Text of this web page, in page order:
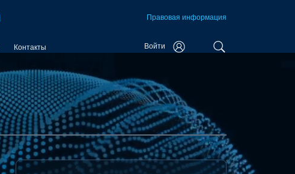
Правовая информация
Контакты Войти